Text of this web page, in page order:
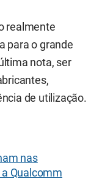
realmente
para o grande
nota, ser
de utilização.
nas
Qualcomm